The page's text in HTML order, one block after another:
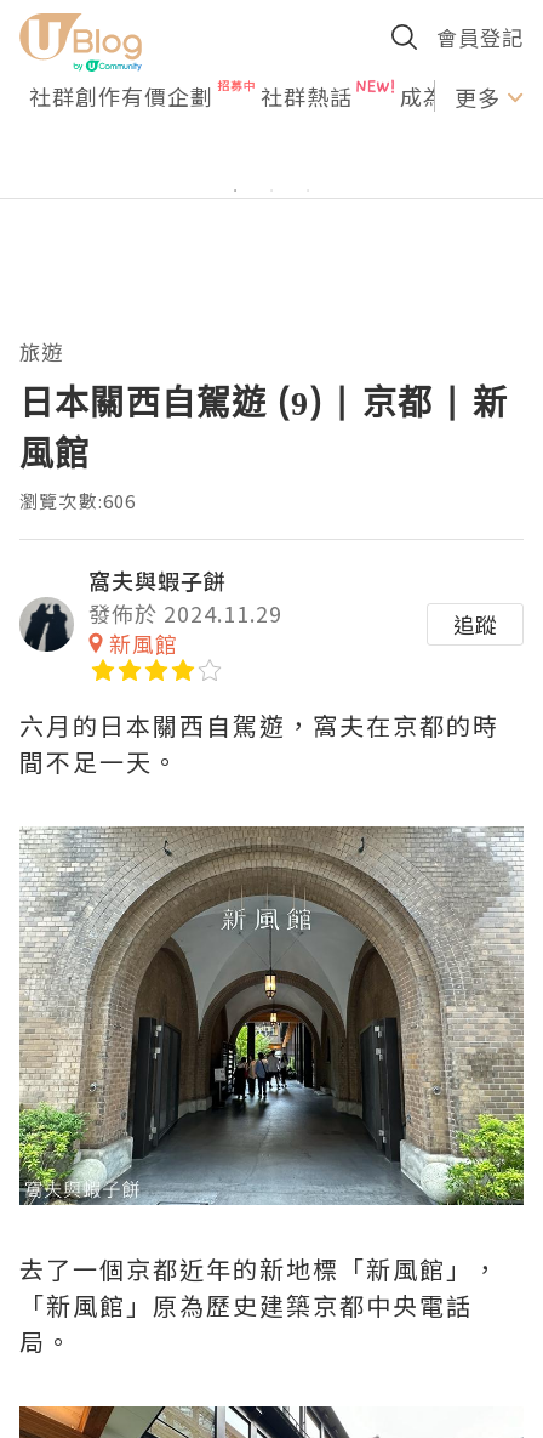
會員登記
社群創作有價企劃 社群熱話 成為U更多
旅遊
日本關西自駕遊 (9) | 京都 | 新
風館
瀏覽次數:606
窩夫與蝦子餅
發佈於 2024.11.29
新風館
追蹤
六月的日本關西自駕遊，窩夫在京都的時
間不足一天。
去了一個京都近年的新地標「新風館」，
「新風館」原為歷史建築京都中央電話
局。